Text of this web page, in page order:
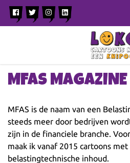
MFAS MAGAZINE
MFAS is de naam van een
steeds meer door bedrijven
zijn in de financiele branche.
maak ik vanaf 2015 cartoons
belastingtechnische inhoud.